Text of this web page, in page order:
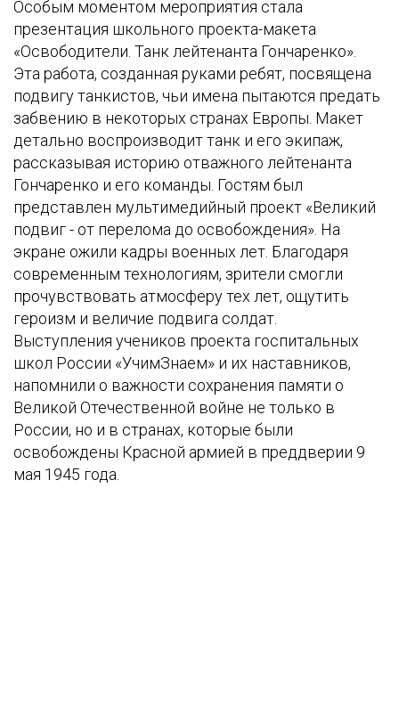
Особым моментом мероприятия стала
презентация школьного проекта-макета
«Освободители. Танк лейтенанта Гончаренко».
Эта работа, созданная руками ребят, посвящена
подвигу танкистов, чьи имена пытаются предать
забвению в некоторых странах Европы. Макет
детально воспроизводит танк и его экипаж,
рассказывая историю отважного лейтенанта
Гончаренко и его команды. Гостям был
представлен мультимедийный проект «Великий
подвиг - от перелома до освобождения». На
экране ожили кадры военных лет. Благодаря
современным технологиям, зрители смогли
прочувствовать атмосферу тех лет, ощутить
героизм и величие подвига солдат.
Выступления учеников проекта госпитальных
школ России «УчимЗнаем» и их наставников,
напомнили о важности сохранения памяти о
Великой Отечественной войне не только в
России, но и в странах, которые были
освобождены Красной армией в преддверии 9
мая 1945 года.